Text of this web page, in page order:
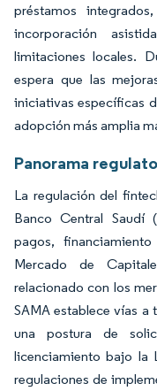
préstamos
incorporación
limitaciones locales.
espera que las
iniciativas específicas
adopción más amplia
Panorama
La regulación del
Banco Central Saudí
pagos,
Mercado de
relacionado con los
SAMA establece vías a
una postura de
licenciamiento bajo la
regulaciones de